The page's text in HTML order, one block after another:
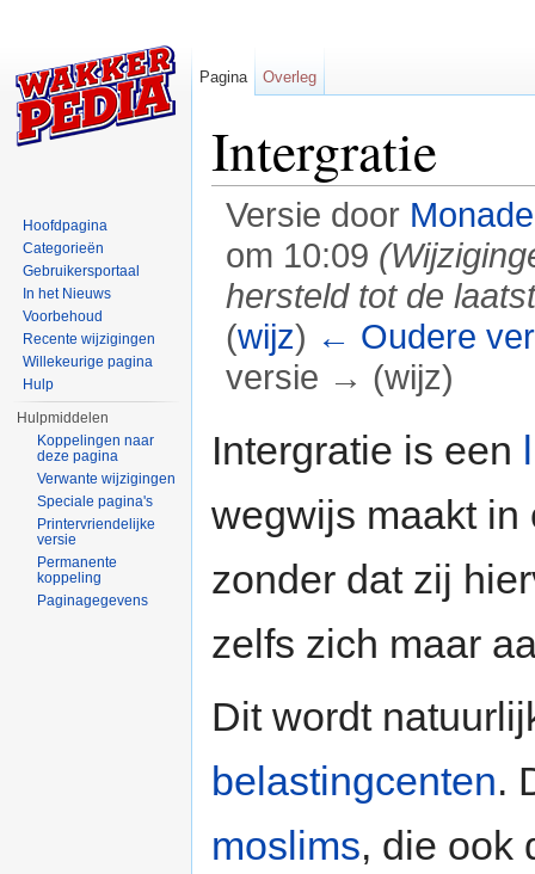
Intergratie
Versie door Monade
om 10:09
hersteld tot de
(wijz) ← Oudere
versie → (wijz)
Intergratie is een
wegwijs maakt
zonder dat zij
zelfs zich maar
Dit wordt
belastingcenten.
moslims, die ook
Pagina Overleg
Hoofdpagina
Categorieën
Gebruikersportaal
In het Nieuws
Voorbehoud
Recente wijzigingen
Willekeurige pagina
Hulp
Hulpmiddelen
Koppelingen naar
deze pagina
Verwante wijzigingen
Speciale pagina's
Printervriendelijke
versie
Permanente
koppeling
Paginagegevens